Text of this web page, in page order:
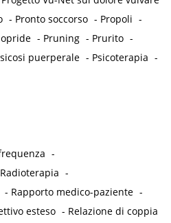
- Pronto soccorso - Propoli -
- Pruning - Prurito -
puerperale - Psicoterapia -
-
Radioterapia -
- Rapporto medico-paziente -
esteso - Relazione di coppia